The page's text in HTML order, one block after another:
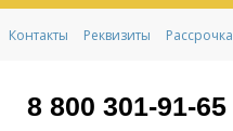
Контакты Реквизиты Рассрочка
8 800 301-91-65